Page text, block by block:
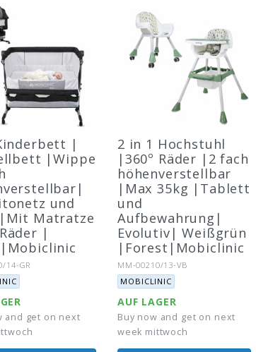
|
|Wippe
und
Matratze
|
14-GR
and get on next
2 in 1 Hochstuhl
|360º Räder |2 fach
höhenverstellbar
|Max 35kg |Tablett
und
Aufbewahrung|
Evolutiv| Weißgrün
|Forest|Mobiclinic
Artikel-Nr.:
MM-00210/13-VB
Marke:
MOBICLINIC
AUF LAGER
Buy now and get on next
week mittwoch